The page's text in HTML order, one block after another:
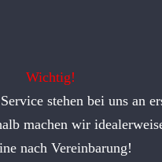
Wichtig!
stehen bei uns an
machen wir
nach Vereinbarung!